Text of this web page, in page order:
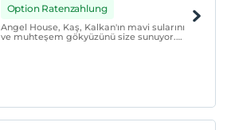
Option Ratenzahlung
Angel House, Kaş, Kalkan'ın mavi sularını
ve muhteşem gökyüzünü size sunuyor.